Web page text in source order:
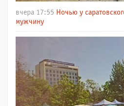
вчера 17:55 Ночью у
мужчину